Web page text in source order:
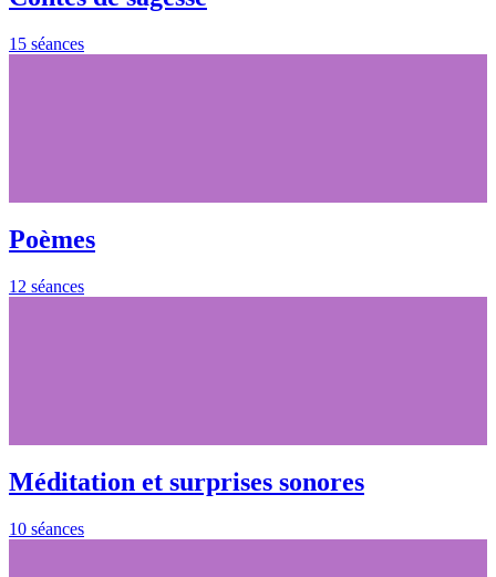
15 séances
Poèmes
12 séances
Méditation et surprises sonores
10 séances